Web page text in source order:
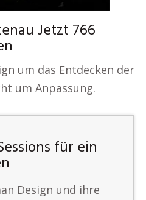
Jetzt 766
um das Entdecken der
um Anpassung.
für ein
Design und ihre